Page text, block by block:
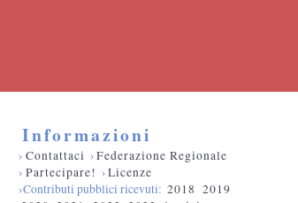
Informazioni
› Contattaci ›Federazione Regionale
› Partecipare! ›Licenze
›Contributi pubblici ricevuti: 2018 2019